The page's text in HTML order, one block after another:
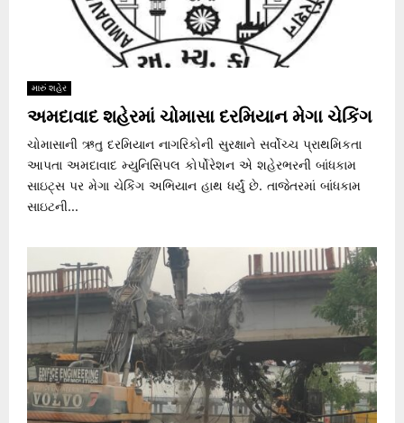
મારું શહેર
અમદાવાદ શહેરમાં ચોમાસા દરમિયાન મેગા ચેકિંગ
ચોમાસાની ઋતુ દરમિયાન નાગરિકોની સુરક્ષાને સર્વોચ્ચ પ્રાથમિકતા
આપતા અમદાવાદ મ્યુનિસિપલ કોર્પોરેશન એ શહેરભરની બાંધકામ
સાઇટ્સ પર મેગા ચેકિંગ અભિયાન હાથ ધર્યું છે. તાજેતરમાં બાંધકામ
સાઇટની...